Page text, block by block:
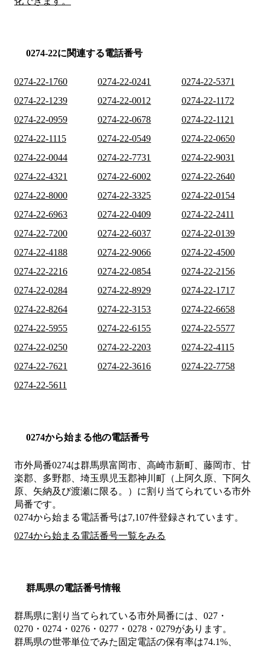
0274-22に関連する電話番号
0274-22-1760 0274-22-0241
0274-22-5371
0274-22-1239
0274-22-0012
0274-22-1172
0274-22-0959
0274-22-0678
0274-22-1121
0274-22-1115
0274-22-0549
0274-22-0650
0274-22-0044
0274-22-7731
0274-22-9031
0274-22-4321
0274-22-6002
0274-22-2640
0274-22-8000
0274-22-3325
0274-22-0154
0274-22-6963
0274-22-0409
0274-22-2411
0274-22-7200
0274-22-6037
0274-22-0139
0274-22-4188
0274-22-9066
0274-22-4500
0274-22-2216
0274-22-0854
0274-22-2156
0274-22-0284
0274-22-8929
0274-22-1717
0274-22-8264
0274-22-3153
0274-22-6658
0274-22-5955
0274-22-6155
0274-22-5577
0274-22-0250
0274-22-2203
0274-22-4115
0274-22-7621
0274-22-3616
0274-22-7758
0274-22-5611
0274から始まる他の電話番号
市外局番0274は群馬県富岡市、高崎市新町、藤岡市、甘
楽郡、多野郡、埼玉県児玉郡神川町（上阿久原、下阿久
原、矢納及び渡瀬に限る。） に割り当てられている市外
局番です。
0274から始まる電話番号は7,107件登録されています。
0274から始まる電話番号一覧をみる
群馬県の電話番号情報
群馬県に割り当てられている市外局番には、027・
0270・0274・0276・0277・0278・0279があります。
群馬県の世帯単位でみた固定電話の保有率は74.1%、